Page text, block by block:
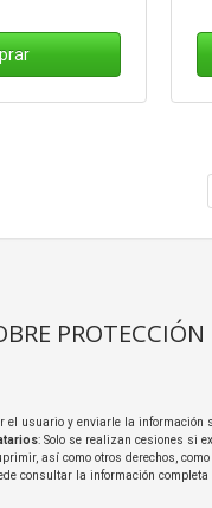
PROTECCIÓN
el usuario y enviarle la información
: Solo se realizan cesiones si
así como otros derechos,
consultar la información completa